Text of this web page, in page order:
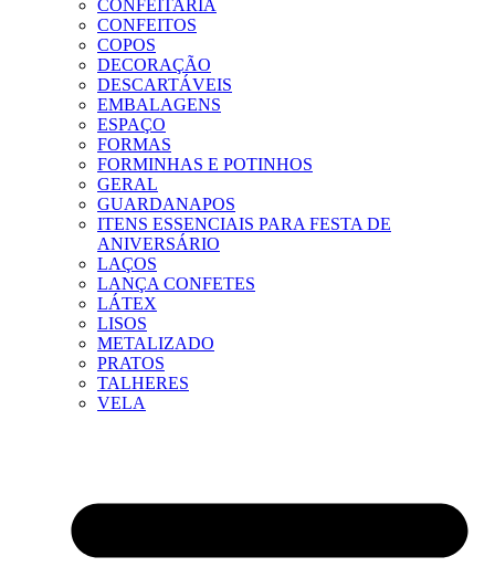
CONFEITARIA
CONFEITOS
COPOS
DECORAÇÃO
DESCARTÁVEIS
EMBALAGENS
ESPAÇO
FORMAS
FORMINHAS E POTINHOS
GERAL
GUARDANAPOS
ITENS ESSENCIAIS PARA FESTA DE
ANIVERSÁRIO
LAÇOS
LANÇA CONFETES
LÁTEX
LISOS
METALIZADO
PRATOS
TALHERES
VELA